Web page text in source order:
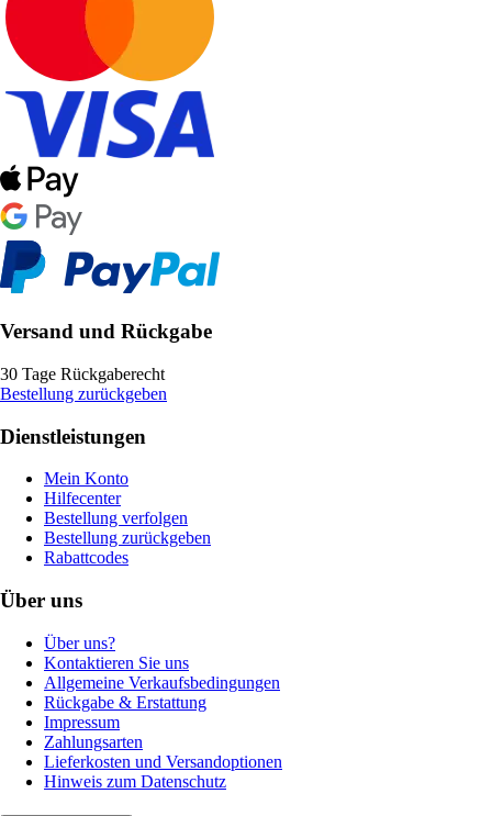
Versand und Rückgabe
30 Tage Rückgaberecht
Bestellung zurückgeben
Dienstleistungen
Mein Konto
Hilfecenter
Bestellung verfolgen
Bestellung zurückgeben
Rabattcodes
Über uns
Über uns?
Kontaktieren Sie uns
Allgemeine Verkaufsbedingungen
Rückgabe & Erstattung
Impressum
Zahlungsarten
Lieferkosten und Versandoptionen
Hinweis zum Datenschutz